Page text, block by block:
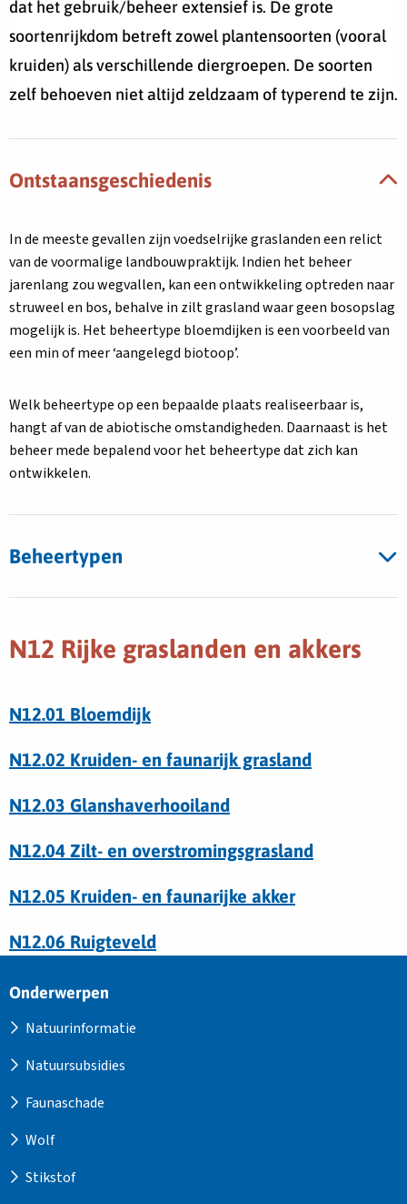
dat het gebruik/beheer extensief is. De grote
soortenrijkdom betreft zowel plantensoorten (vooral
kruiden) als verschillende diergroepen. De soorten
zelf behoeven niet altijd zeldzaam of typerend te zijn.
Ontstaansgeschiedenis
In de meeste gevallen zijn voedselrijke graslanden een relict
van de voormalige landbouwpraktijk. Indien het beheer
jarenlang zou wegvallen, kan een ontwikkeling optreden naar
struweel en bos, behalve in zilt grasland waar geen bosopslag
mogelijk is. Het beheertype bloemdijken is een voorbeeld van
een min of meer ‘aangelegd biotoop’.
Welk beheertype op een bepaalde plaats realiseerbaar is,
hangt af van de abiotische omstandigheden. Daarnaast is het
beheer mede bepalend voor het beheertype dat zich kan
ontwikkelen.
Beheertypen
N12 Rijke graslanden en akkers
N12.01 Bloemdijk
N12.02 Kruiden- en faunarijk grasland
N12.03 Glanshaverhooiland
N12.04 Zilt- en overstromingsgrasland
N12.05 Kruiden- en faunarijke akker
N12.06 Ruigteveld
Site
Onderwerpen
Natuurinformatie
Natuursubsidies
Faunaschade
Wolf
Stikstof